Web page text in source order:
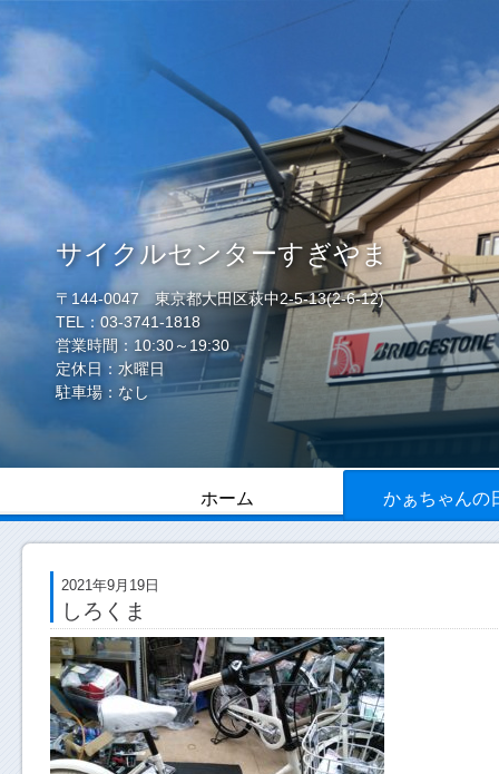
サイクルセンターすぎやま
〒144-0047 東京都大田区萩中2-5-13(2-6-12)
TEL：03-3741-1818
営業時間：10:30～19:30
定休日：水曜日
駐車場：なし
ホーム かぁちゃんの
2021年9月19日
しろくま